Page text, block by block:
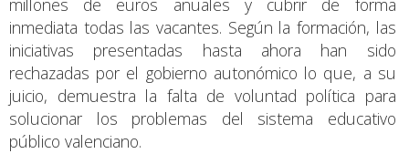
millones de euros anuales y cubrir de forma
inmediata todas las vacantes. Según la formación, las
iniciativas presentadas hasta ahora han sido
rechazadas por el gobierno autonómico lo que, a su
juicio, demuestra la falta de voluntad política para
solucionar los problemas del sistema educativo
público valenciano.